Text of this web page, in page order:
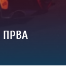
ПРВА